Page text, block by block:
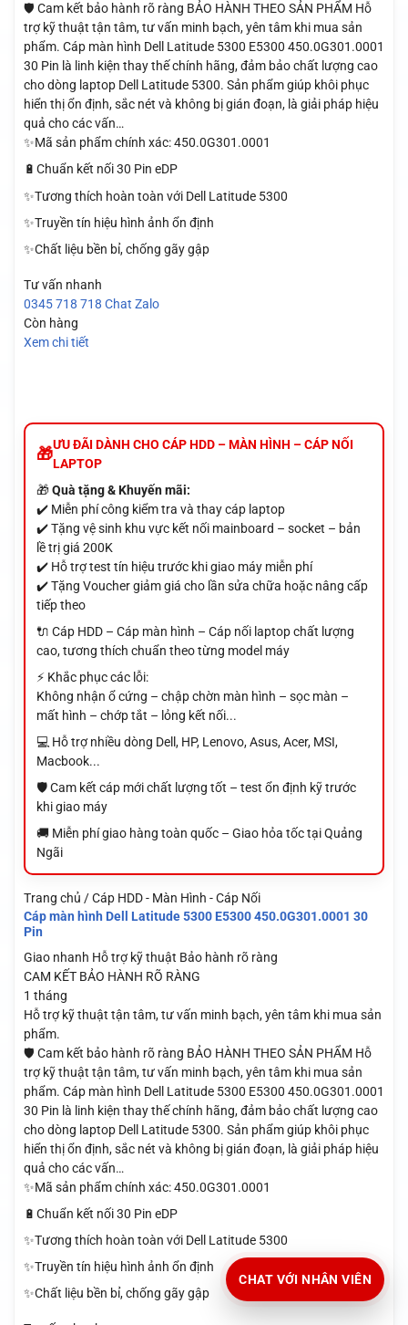
🛡️ Cam kết bảo hành rõ ràng BẢO HÀNH THEO SẢN PHẨM Hỗ
trợ kỹ thuật tận tâm, tư vấn minh bạch, yên tâm khi mua sản
phẩm. Cáp màn hình Dell Latitude 5300 E5300 450.0G301.0001
30 Pin là linh kiện thay thế chính hãng, đảm bảo chất lượng cao
cho dòng laptop Dell Latitude 5300. Sản phẩm giúp khôi phục
hiển thị ổn định, sắc nét và không bị gián đoạn, là giải pháp hiệu
quả cho các vấn…
✨Mã sản phẩm chính xác: 450.0G301.0001
🔋Chuẩn kết nối 30 Pin eDP
✨Tương thích hoàn toàn với Dell Latitude 5300
✨Truyền tín hiệu hình ảnh ổn định
✨Chất liệu bền bỉ, chống gãy gập
Tư vấn nhanh
0345 718 718 Chat Zalo
Còn hàng
Xem chi tiết
ƯU ĐÃI DÀNH CHO CÁP HDD – MÀN HÌNH – CÁP NỐI
LAPTOP
🎁Quà tặng & Khuyến mãi:
✔️ Miễn phí công kiểm tra và thay cáp laptop
✔️ Tặng vệ sinh khu vực kết nối mainboard – socket – bản
lề trị giá 200K
✔️ Hỗ trợ test tín hiệu trước khi giao máy miễn phí
✔️ Tặng Voucher giảm giá cho lần sửa chữa hoặc nâng cấp
tiếp theo
🔌 Cáp HDD – Cáp màn hình – Cáp nối laptop chất lượng
cao, tương thích chuẩn theo từng model máy
⚡ Khắc phục các lỗi:
Không nhận ổ cứng – chập chờn màn hình – sọc màn –
mất hình – chớp tắt – lỏng kết nối...
💻 Hỗ trợ nhiều dòng Dell, HP, Lenovo, Asus, Acer, MSI,
Macbook...
🛡️ Cam kết cáp mới chất lượng tốt – test ổn định kỹ trước
khi giao máy
🚚 Miễn phí giao hàng toàn quốc – Giao hỏa tốc tại Quảng
Ngãi
Trang chủ / Cáp HDD - Màn Hình - Cáp Nối
Cáp màn hình Dell Latitude 5300 E5300 450.0G301.0001 30
Pin
Giao nhanh Hỗ trợ kỹ thuật Bảo hành rõ ràng
CAM KẾT BẢO HÀNH RÕ RÀNG
1 tháng
Hỗ trợ kỹ thuật tận tâm, tư vấn minh bạch, yên tâm khi mua sản
phẩm.
🛡️ Cam kết bảo hành rõ ràng BẢO HÀNH THEO SẢN PHẨM Hỗ
trợ kỹ thuật tận tâm, tư vấn minh bạch, yên tâm khi mua sản
phẩm. Cáp màn hình Dell Latitude 5300 E5300 450.0G301.0001
30 Pin là linh kiện thay thế chính hãng, đảm bảo chất lượng cao
cho dòng laptop Dell Latitude 5300. Sản phẩm giúp khôi phục
hiển thị ổn định, sắc nét và không bị gián đoạn, là giải pháp hiệu
quả cho các vấn…
✨Mã sản phẩm chính xác: 450.0G301.0001
🔋Chuẩn kết nối 30 Pin eDP
✨Tương thích hoàn toàn với Dell Latitude 5300
✨Truyền tín hiệu hình ảnh ổn định
✨Chất liệu bền bỉ, chống gãy gập
CHAT VỚI NHÂN VIÊN